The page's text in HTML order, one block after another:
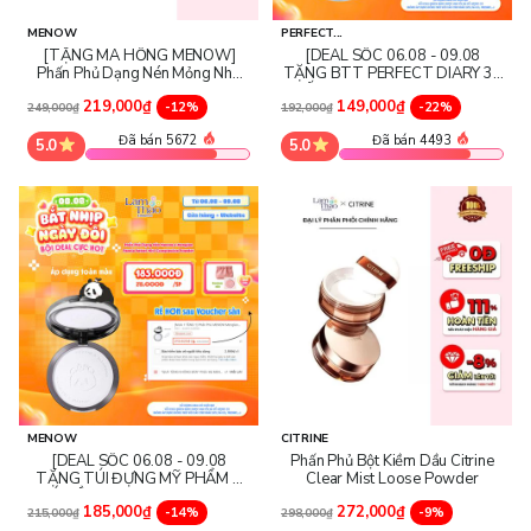
MENOW
[TẶNG MÁ HỒNG MENOW]
Phấn Phủ Dạng Nén Mỏng Nhẹ
Tự Nhiên Menow Clear Radiant
Pressed Powder Viet Nam
249,000₫ 219,000₫ -12%
5.0 Đã bán 5672
PERFECT...
[DEAL SỐC 06.08 - 09.08
TẶNG BTT PERFECT DIARY 30
MIẾNG] Phấn Phủ Perfect Diary
Weightless Soft Velvet Blurring
Loose Powder
192,000₫ 149,000₫ -22%
5.0 Đã bán 4493
MENOW
[DEAL SỐC 06.08 - 09.08
TẶNG TÚI ĐỰNG MỸ PHẨM +
MÁ HỒNG MENOW] Phấn Phủ
Dạng Nén Menow X Menglan
215,000₫ 185,000₫ -14%
CITRINE
Phấn Phủ Bột Kiềm Dầu Citrine
Clear Mist Loose Powder
298,000₫ 272,000₫ -9%